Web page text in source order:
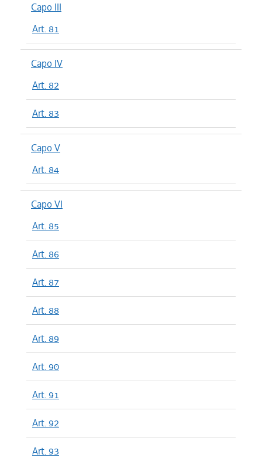
Capo III
Art. 81
Capo IV
Art. 82
Art. 83
Capo V
Art. 84
Capo VI
Art. 85
Art. 86
Art. 87
Art. 88
Art. 89
Art. 90
Art. 91
Art. 92
Art. 93